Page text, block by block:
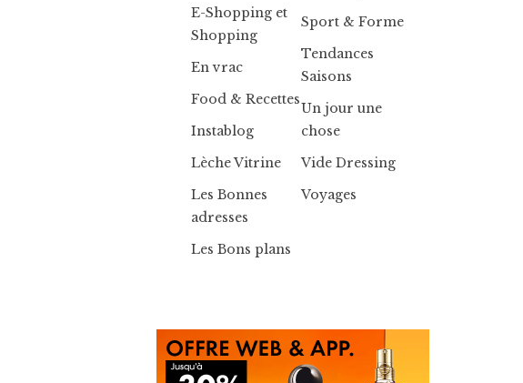
E-Shopping et
Shopping
En vrac
Food & Recettes
Instablog
Lèche Vitrine
Les Bonnes
adresses
Les Bons plans
Sport & Forme
Tendances
Saisons
Un jour une
chose
Vide Dressing
Voyages